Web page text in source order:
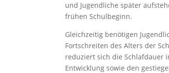
und Jugendliche später
frühen Schulbeginn.
Gleichzeitig benötigen
Fortschreiten des Alters der
reduziert sich die Schlafdauer
Entwicklung sowie den